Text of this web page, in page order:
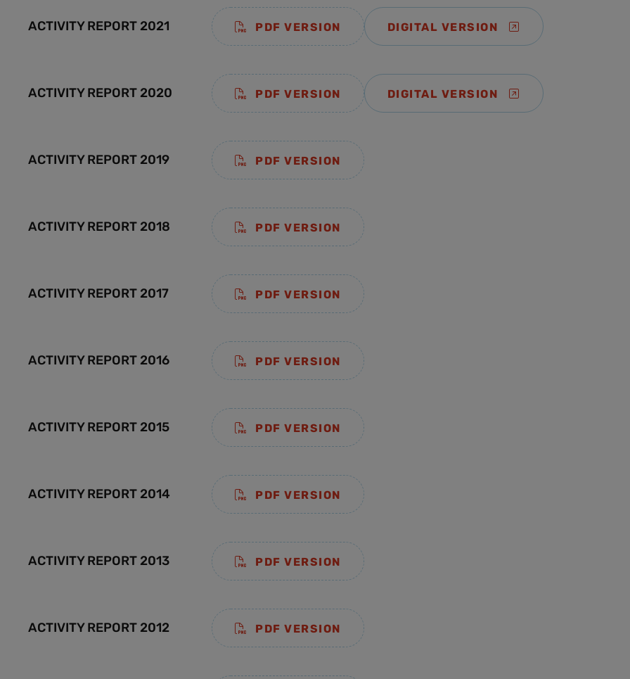
ACTIVITY REPORT 2021 PDF VERSION DIGITAL VERSION
ACTIVITY REPORT 2020 PDF VERSION DIGITAL VERSION
ACTIVITY REPORT 2019 PDF VERSION
ACTIVITY REPORT 2018 PDF VERSION
ACTIVITY REPORT 2017 PDF VERSION
ACTIVITY REPORT 2016 PDF VERSION
ACTIVITY REPORT 2015 PDF VERSION
ACTIVITY REPORT 2014 PDF VERSION
ACTIVITY REPORT 2013 PDF VERSION
ACTIVITY REPORT 2012 PDF VERSION